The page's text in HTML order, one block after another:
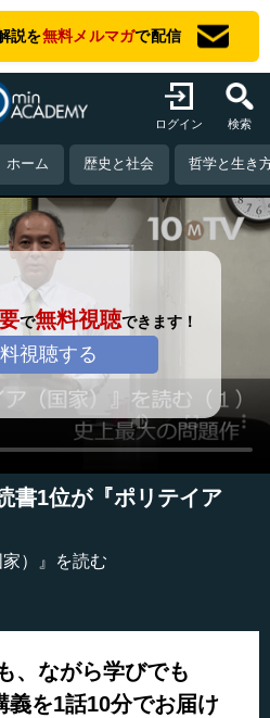
説を無料メルマガで配信
ログイン 検索
ホーム 歴史と社会 哲学と生き
で無料視聴できます！
視聴する
書1位が『ポリテイア
）』を読む
、ながら学びでも
義を1話10分でお届け